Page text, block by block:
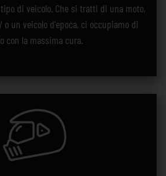
di veicolo. Che si tratti di una moto,
o un veicolo d'epoca, ci occupiamo di
con la massima cura.